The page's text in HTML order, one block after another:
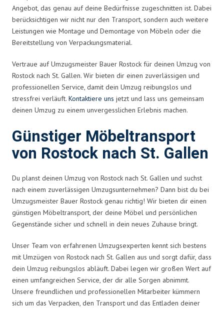
Angebot, das genau auf deine Bedürfnisse zugeschnitten ist. Dabei
berücksichtigen wir nicht nur den Transport, sondern auch weitere
Leistungen wie Montage und Demontage von Möbeln oder die
Bereitstellung von Verpackungsmaterial.
Vertraue auf Umzugsmeister Bauer Rostock für deinen Umzug von
Rostock nach St. Gallen. Wir bieten dir einen zuverlässigen und
professionellen Service, damit dein Umzug reibungslos und
stressfrei verläuft. Kontaktiere uns jetzt und lass uns gemeinsam
deinen Umzug zu einem unvergesslichen Erlebnis machen.
Günstiger Möbeltransport
von Rostock nach St. Gallen
Du planst deinen Umzug von Rostock nach St. Gallen und suchst
nach einem zuverlässigen Umzugsunternehmen? Dann bist du bei
Umzugsmeister Bauer Rostock genau richtig! Wir bieten dir einen
günstigen Möbeltransport, der deine Möbel und persönlichen
Gegenstände sicher und schnell in dein neues Zuhause bringt.
Unser Team von erfahrenen Umzugsexperten kennt sich bestens
mit Umzügen von Rostock nach St. Gallen aus und sorgt dafür, dass
dein Umzug reibungslos abläuft. Dabei legen wir großen Wert auf
einen umfangreichen Service, der dir alle Sorgen abnimmt.
Unsere freundlichen und professionellen Mitarbeiter kümmern
sich um das Verpacken, den Transport und das Entladen deiner